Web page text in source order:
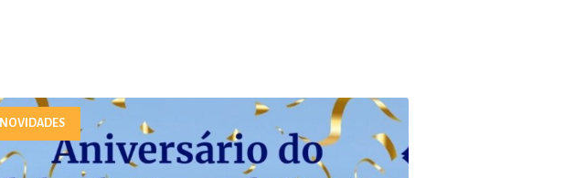
NOVIDADES